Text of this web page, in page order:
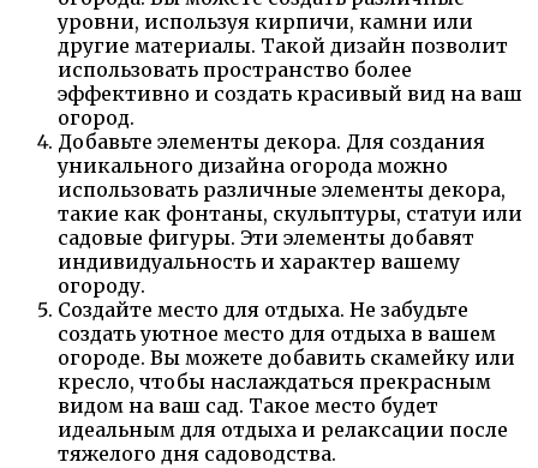
уровни, используя кирпичи, камни или
другие материалы. Такой дизайн позволит
использовать пространство более
эффективно и создать красивый вид на ваш
огород.
Добавьте элементы декора. Для создания
уникального дизайна огорода можно
использовать различные элементы декора,
такие как фонтаны, скульптуры, статуи или
садовые фигуры. Эти элементы добавят
индивидуальность и характер вашему
огороду.
Создайте место для отдыха. Не забудьте
создать уютное место для отдыха в вашем
огороде. Вы можете добавить скамейку или
кресло, чтобы наслаждаться прекрасным
видом на ваш сад. Такое место будет
идеальным для отдыха и релаксации после
тяжелого дня садоводства.